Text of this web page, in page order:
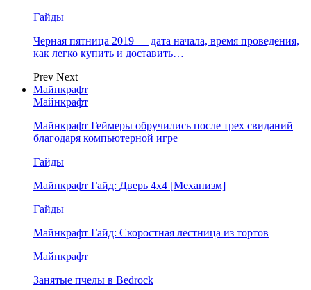
Гайды
Черная пятница 2019 — дата начала, время проведения,
как легко купить и доставить…
Prev Next
Майнкрафт
Майнкрафт
Майнкрафт Геймеры обручились после трех свиданий
благодаря компьютерной игре
Гайды
Майнкрафт Гайд: Дверь 4х4 [Механизм]
Гайды
Майнкрафт Гайд: Скоростная лестница из тортов
Майнкрафт
Занятые пчелы в Bedrock